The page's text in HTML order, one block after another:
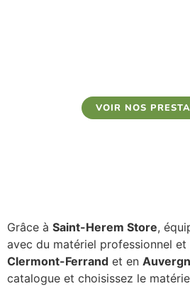
VOIR NOS
Grâce à Saint-Herem Store,
avec du matériel professionnel
Clermont-Ferrand et en
catalogue et choisissez le